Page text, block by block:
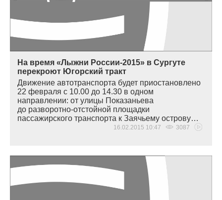
На время «Лыжни России-2015» в Сургуте
перекроют Югорский тракт
Движение автотранспорта будет приостановлено
22 февраля с 10.00 до 14.30 в одном
направлении: от улицы Показаньева
до разворотно-отстойной площадки
пассажирского транспорта к Заячьему острову…
16.02.2015 10:47 3087